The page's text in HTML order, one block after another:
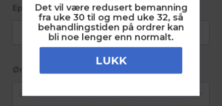
Epost
Ønsket passord
Det vil være redusert bemanning
fra uke 30 til og med uke 32, så
behandlingstiden på ordrer kan
bli noe lenger enn normalt.
LUKK